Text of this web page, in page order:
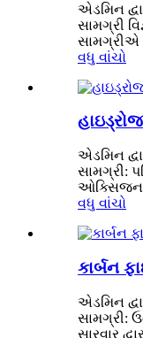
એડમિન
સામગ્રી
સામગ્રીએ
વધુ વાંચો
એડમિન
સામગ્રી:
વધુ વાંચો
કાર્બન
એડમિન
સામગ્રી:
સારવાર